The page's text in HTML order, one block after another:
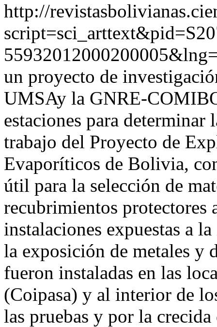
http://
un proyecto de
UMSAy la GNRE-
estaciones para
trabajo del Proyecto de
Evaporíticos de Bolivia,
útil para la selección de
recubrimientos protectores
instalaciones expuestas a
la exposición de metales y
fueron instaladas en las
(Coipasa) y al interior de
las pruebas y por la crecida